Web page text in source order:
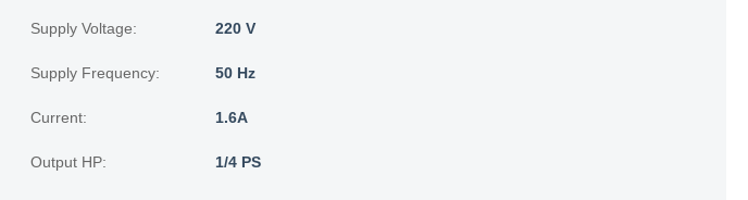
Supply Voltage: 220 V
Supply Frequency: 50 Hz
Current: 1.6A
Output HP: 1/4 PS